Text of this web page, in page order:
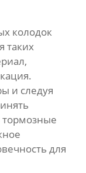
колодок
таких
и следуя
тормозные
для